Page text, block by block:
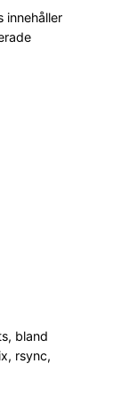
innehåller
bland
rsync,